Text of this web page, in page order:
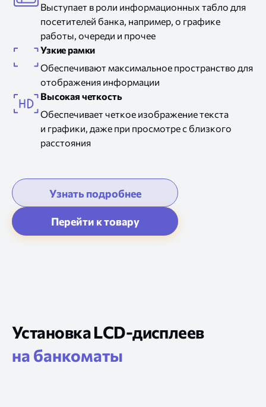
Выступает в роли информационных табло для
посетителей банка, например, о графике
работы, очереди и прочее
Узкие рамки
Обеспечивают максимальное пространство для
отображения информации
Высокая четкость
Обеспечивает четкое изображение текста
и графики, даже при просмотрес близкого
расстояния
Установка LCD-дисплеев
на банкоматы